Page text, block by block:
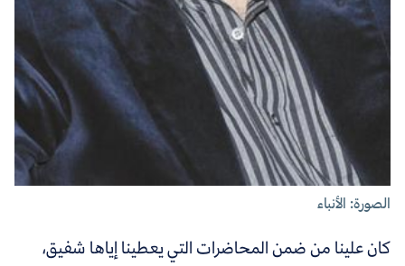
الصورة: الأنباء
كان علينا من ضمن المحاضرات التي يعطينا إياها شفيق،